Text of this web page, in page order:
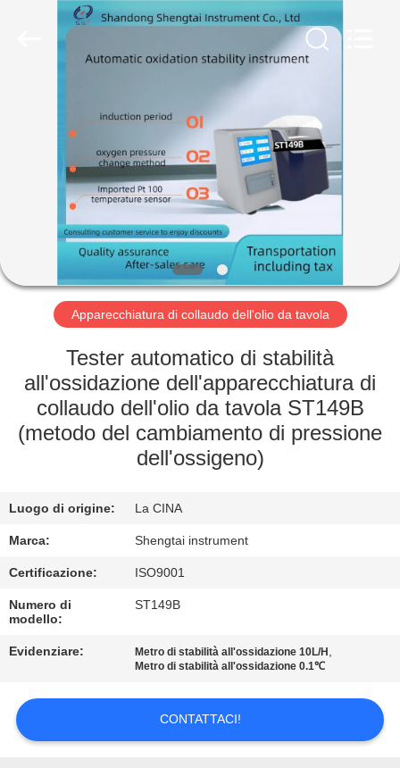
PRODOTTI
CIRCA
GIRO
DELLA
FABBRICA
CONTROLLO
DI
CONTATTICI
RICHIEDA
UNA
MAPPA
DEL
SITO
Apparecchiatura di collaudo dell'olio da tavola
Tester automatico di stabilità
all'ossidazione dell'apparecchiatura di
collaudo dell'olio da tavola ST149B
(metodo del cambiamento di pressione
dell'ossigeno)
Luogo di origine: La CINA
Marca: Shengtai instrument
Certificazione: ISO9001
Numero di
modello:
ST149B
Evidenziare: Metro di stabilità all'ossidazione 10L/H ,
Metro di stabilità all'ossidazione 0.1℃
CONTATTACI!